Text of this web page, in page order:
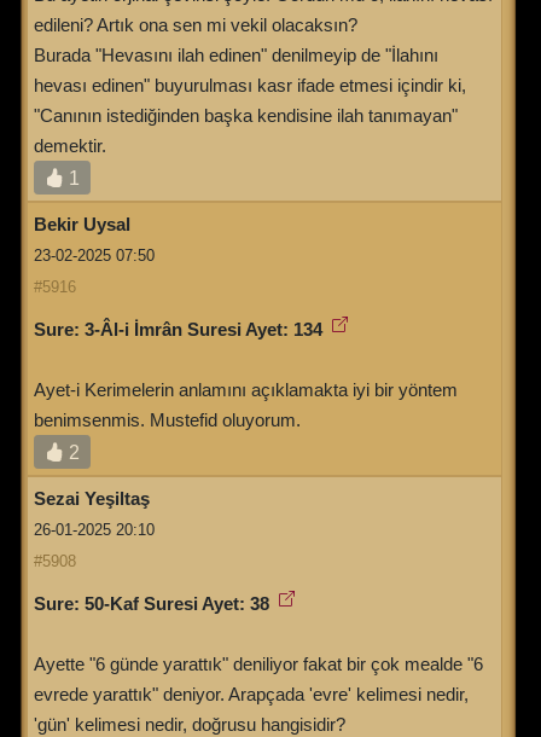
edileni? Artık ona sen mi vekil olacaksın?
Burada "Hevasını ilah edinen" denilmeyip de "İlahını
hevası edinen" buyurulması kasr ifade etmesi içindir ki,
"Canının istediğinden başka kendisine ilah tanımayan"
demektir.
1
Bekir Uysal
23-02-2025 07:50
#5916
Sure: 3-Âl-i İmrân Suresi Ayet: 134
Ayet-i Kerimelerin anlamını açıklamakta iyi bir yöntem
benimsenmis. Mustefid oluyorum.
2
Sezai Yeşiltaş
26-01-2025 20:10
#5908
Sure: 50-Kaf Suresi Ayet: 38
Ayette "6 günde yarattık" deniliyor fakat bir çok mealde "6
evrede yarattık" deniyor. Arapçada 'evre' kelimesi nedir,
'gün' kelimesi nedir, doğrusu hangisidir?